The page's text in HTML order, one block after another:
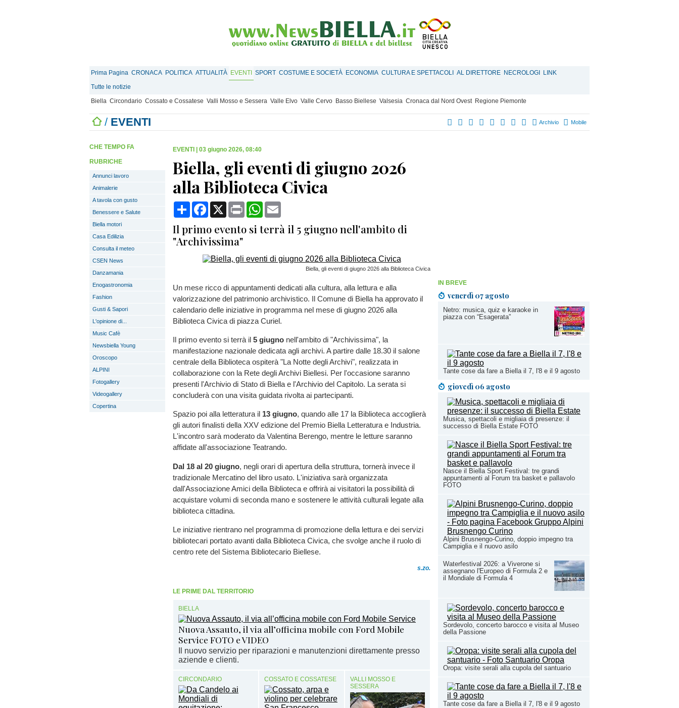
Prima Pagina CRONACA POLITICA ATTUALITÀ EVENTI SPORT COSTUME E SOCIETÀ ECONOMIA CULTURA E SPETTACOLI AL DIRETTORE NECROLOGI
LINK
Tutte le notizie
Biella Circondario Cossato e Cossatese Valli Mosso e Sessera Valle Elvo Valle Cervo Basso Biellese Valsesia Cronaca dal Nord Ovest Regione Piemonte
/ EVENTI Archivio Mobile
IN BREVE
venerdì 07 agosto
Netro: musica, quiz e karaoke in
piazza con “Esagerata”
Tante cose da fare a Biella il 7, l'8 e il 9 agosto
giovedì 06 agosto
Musica, spettacoli e migliaia di presenze: il
successo di Biella Estate FOTO
Nasce il Biella Sport Festival: tre grandi
appuntamenti al Forum tra basket e pallavolo
FOTO
Alpini Brusnengo-Curino, doppio impegno tra
Campiglia e il nuovo asilo
Waterfestival 2026: a Viverone si
assegnano l'Europeo di Formula 2 e
il Mondiale di Formula 4
Sordevolo, concerto barocco e visita al Museo
della Passione
Oropa: visite serali alla cupola del santuario
Tante cose da fare a Biella il 7, l'8 e il 9 agosto
CHE TEMPO FA
RUBRICHE
Annunci lavoro
Animalerie
A tavola con gusto
Benessere e Salute
Biella motori
Casa Edilizia
Consulta il meteo
CSEN News
Danzamania
Enogastronomia
Fashion
Gusti & Sapori
L'opinione di...
Music Cafè
Newsbiella Young
Oroscopo
ALPINI
Fotogallery
Videogallery
Copertina
EVENTI 03 giugno 2026, 08:40
Biella, gli eventi di giugno 2026
alla Biblioteca Civica
CondividiFacebook
X Print WhatsApp
Il primo evento si terrà il 5 giugno nell'ambito di
"Archivissima"
Biella, gli eventi di giugno 2026 alla Biblioteca Civica
Un mese ricco di appuntamenti dedicati alla cultura, alla lettura e alla
valorizzazione del patrimonio archivistico. Il Comune di Biella ha approvato il
calendario delle iniziative in programma nel mese di giugno 2026 alla
Biblioteca Civica di piazza Curiel.
Il primo evento si terrà il 5 giugno nell'ambito di "Archivissima", la
manifestazione nazionale dedicata agli archivi. A partire dalle 18.30 il salone
centrale della Biblioteca ospiterà "La Notte degli Archivi", realizzata in
collaborazione con la Rete degli Archivi Biellesi. Per l'occasione saranno
presenti l'Archivio di Stato di Biella e l'Archivio del Capitolo. La serata si
concluderà con una visita guidata rivolta ai partecipanti.
Spazio poi alla letteratura il 13 giugno, quando alle 17 la Biblioteca accoglierà
gli autori finalisti della XXV edizione del Premio Biella Letteratura e Industria.
L'incontro sarà moderato da Valentina Berengo, mentre le letture saranno
affidate all'associazione Teatrando.
Dal 18 al 20 giugno, negli orari di apertura della struttura, tornerà invece il
tradizionale Mercatino del libro usato. L'iniziativa sarà organizzata
dall'Associazione Amici della Biblioteca e offrirà ai visitatori la possibilità di
acquistare volumi di seconda mano e sostenere le attività culturali legate alla
biblioteca cittadina.
Le iniziative rientrano nel programma di promozione della lettura e dei servizi
bibliotecari portato avanti dalla Biblioteca Civica, che svolge anche il ruolo di
centro rete del Sistema Bibliotecario Biellese.
s.zo.
LE PRIME DAL TERRITORIO
BIELLA
Nuova Assauto, il via all’officina mobile con Ford Mobile
Service FOTO e VIDEO
Il nuovo servizio per riparazioni e manutenzioni direttamente presso
aziende e clienti.
CIRCONDARIO COSSATO E COSSATESE
VALLI MOSSO E
SESSERA